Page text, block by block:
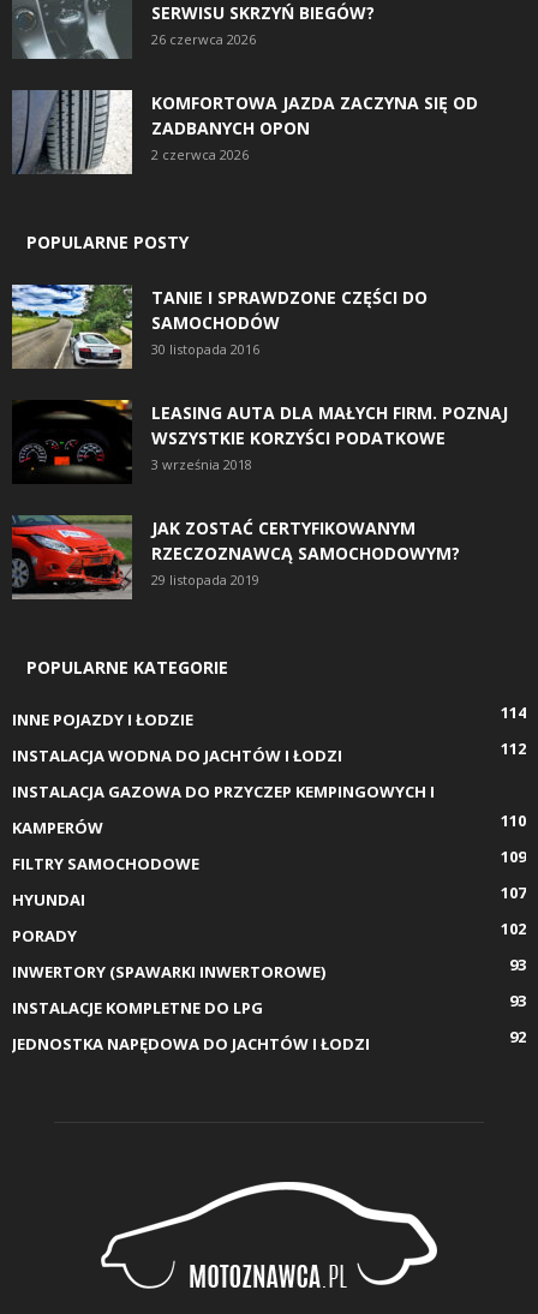
SERWISU SKRZYŃ BIEGÓW?
26 czerwca 2026
KOMFORTOWA JAZDA ZACZYNA SIĘ OD
ZADBANYCH OPON
2 czerwca 2026
POPULARNE POSTY
TANIE I SPRAWDZONE CZĘŚCI DO
SAMOCHODÓW
30 listopada 2016
LEASING AUTA DLA MAŁYCH FIRM. POZNAJ
WSZYSTKIE KORZYŚCI PODATKOWE
3 września 2018
JAK ZOSTAĆ CERTYFIKOWANYM
RZECZOZNAWCĄ SAMOCHODOWYM?
29 listopada 2019
POPULARNE KATEGORIE
INNE POJAZDY I ŁODZIE
114
INSTALACJA WODNA DO JACHTÓW I ŁODZI
112
INSTALACJA GAZOWA DO PRZYCZEP KEMPINGOWYCH I
KAMPERÓW
110
FILTRY SAMOCHODOWE
109
HYUNDAI
107
PORADY
102
INWERTORY (SPAWARKI INWERTOROWE)
93
INSTALACJE KOMPLETNE DO LPG
93
JEDNOSTKA NAPĘDOWA DO JACHTÓW I ŁODZI
92